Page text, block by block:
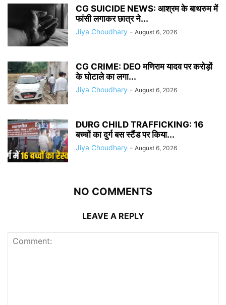
CG SUICIDE NEWS: आश्रम के बाथरुम में
फांसी लगाकर छात्र ने...
Jiya Choudhary - August 6, 2026
CG CRIME: DEO मणिराम यादव पर करोड़ों
के घोटाले का लगा...
Jiya Choudhary - August 6, 2026
DURG CHILD TRAFFICKING: 16
बच्चों का दुर्ग बस स्टैंड पर किया...
Jiya Choudhary - August 6, 2026
NO COMMENTS
LEAVE A REPLY